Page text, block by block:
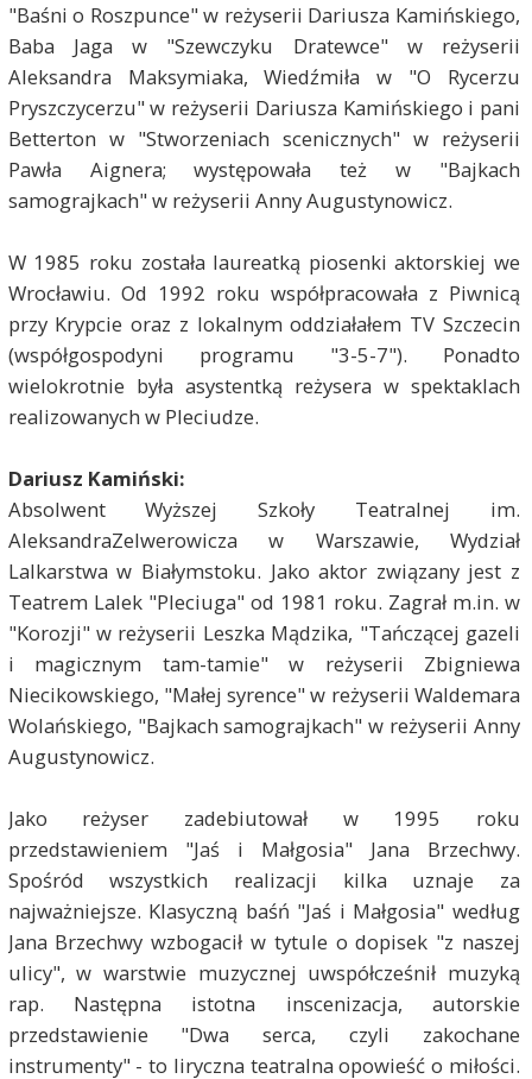
"Baśni o Roszpunce" w reżyserii Dariusza Kamińskiego,
Baba Jaga w "Szewczyku Dratewce" w reżyserii
Aleksandra Maksymiaka, Wiedźmiła w "O Rycerzu
Pryszczycerzu" w reżyserii Dariusza Kamińskiego i pani
Betterton w "Stworzeniach scenicznych" w reżyserii
Pawła Aignera; występowała też w "Bajkach
samograjkach" w reżyserii Anny Augustynowicz.
W 1985 roku została laureatką piosenki aktorskiej we
Wrocławiu. Od 1992 roku współpracowała z Piwnicą
przy Krypcie oraz z lokalnym oddziałałem TV Szczecin
(współgospodyni programu "3-5-7"). Ponadto
wielokrotnie była asystentką reżysera w spektaklach
realizowanych w Pleciudze.
Dariusz Kamiński:
Absolwent Wyższej Szkoły Teatralnej im.
AleksandraZelwerowicza w Warszawie, Wydział
Lalkarstwa w Białymstoku. Jako aktor związany jest z
Teatrem Lalek "Pleciuga" od 1981 roku. Zagrał m.in. w
"Korozji" w reżyserii Leszka Mądzika, "Tańczącej gazeli
i magicznym tam-tamie" w reżyserii Zbigniewa
Niecikowskiego, "Małej syrence" w reżyserii Waldemara
Wolańskiego, "Bajkach samograjkach" w reżyserii Anny
Augustynowicz.
Jako reżyser zadebiutował w 1995 roku
przedstawieniem "Jaś i Małgosia" Jana Brzechwy.
Spośród wszystkich realizacji kilka uznaje za
najważniejsze. Klasyczną baśń "Jaś i Małgosia" według
Jana Brzechwy wzbogacił w tytule o dopisek "z naszej
ulicy", w warstwie muzycznej uwspółcześnił muzyką
rap. Następna istotna inscenizacja, autorskie
przedstawienie "Dwa serca, czyli zakochane
instrumenty" - to liryczna teatralna opowieść o miłości.